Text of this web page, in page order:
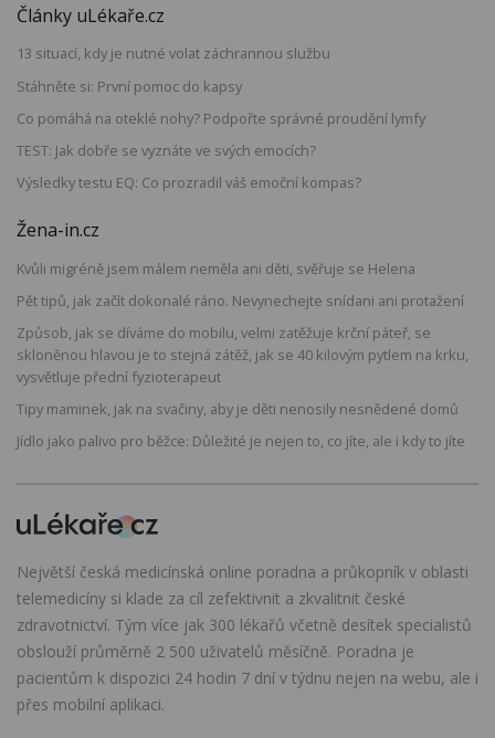
Články uLékaře.cz
13 situací, kdy je nutné volat záchrannou službu
Stáhněte si: První pomoc do kapsy
Co pomáhá na oteklé nohy? Podpořte správné proudění lymfy
TEST: Jak dobře se vyznáte ve svých emocích?
Výsledky testu EQ: Co prozradil váš emoční kompas?
Žena-in.cz
Kvůli migréně jsem málem neměla ani děti, svěřuje se Helena
Pět tipů, jak začít dokonalé ráno. Nevynechejte snídani ani protažení
Způsob, jak se díváme do mobilu, velmi zatěžuje krční páteř, se
skloněnou hlavou je to stejná zátěž, jak se 40 kilovým pytlem na krku,
vysvětluje přední fyzioterapeut
Tipy maminek, jak na svačiny, aby je děti nenosily nesnědené domů
Jídlo jako palivo pro běžce: Důležité je nejen to, co jíte, ale i kdy to jíte
Největší česká medicínská online poradna a průkopník v oblasti
telemedicíny si klade za cíl zefektivnit a zkvalitnit české
zdravotnictví. Tým více jak 300 lékařů včetně desítek specialistů
obslouží průměrně 2 500 uživatelů měsíčně. Poradna je
pacientům k dispozici 24 hodin 7 dní v týdnu nejen na webu, ale i
přes mobilní aplikaci.